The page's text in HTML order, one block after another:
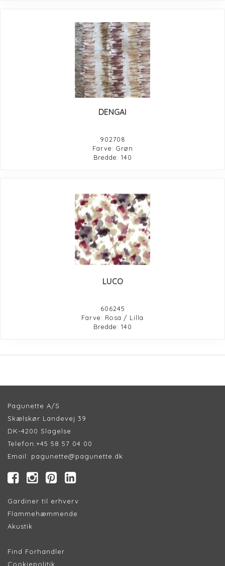
DENGAI
902708
Farve: Grøn
Bredde: 140
LUCO
606245
Farve: Rosa / Lilla
Bredde: 140
Pagunette A/S
Skælskør Landevej 39
DK-4200 Slagelse
Telefon:+45 58 57 04 00
Email: pagunette@pagunette.dk
Gardiner til erhverv
Flammehæmmende
Akustik
Find Forhandler
Cookiepolitik